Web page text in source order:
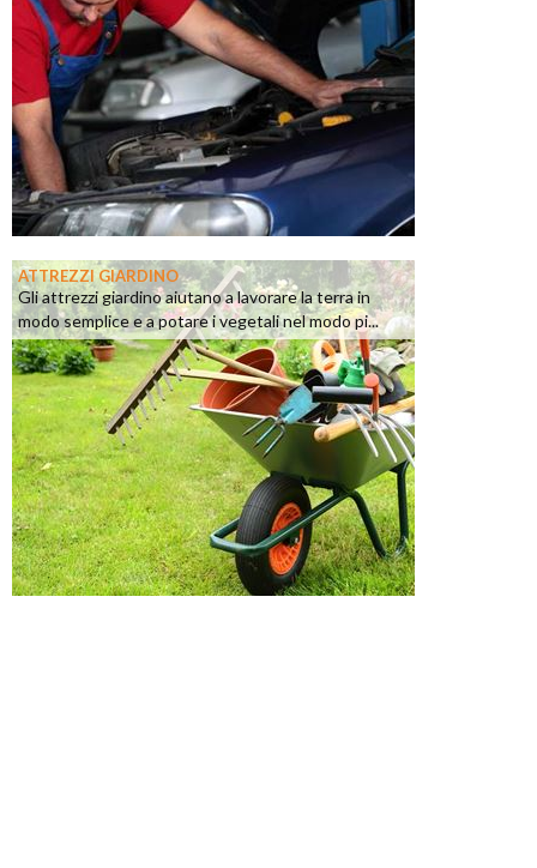
ATTREZZI GIARDINO
Gli attrezzi giardino aiutano a lavorare la terra in
modo semplice e a potare i vegetali nel modo pi...